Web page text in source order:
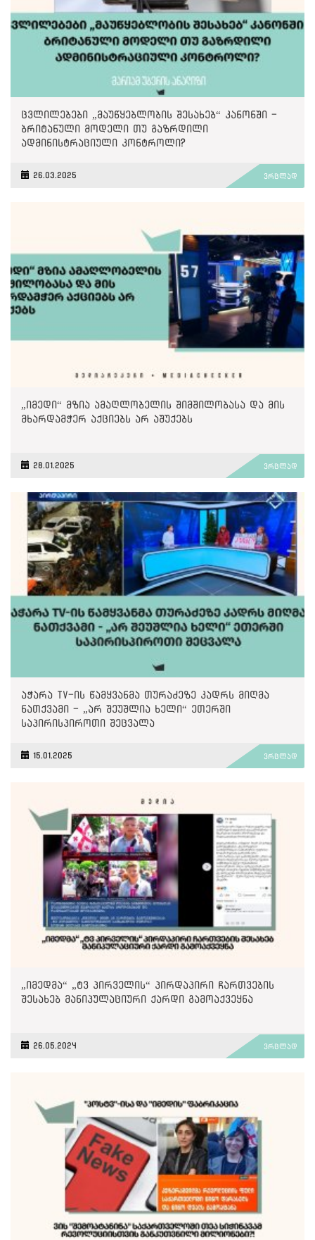
ცვლილებები „მაუწყებლობის შესახებ“ კანონში -
ბრიტანული მოდელი თუ გაზრდილი
ადმინისტრაციული კონტროლი?
26.03.2025 ვრცლად
„იმედი“ მზია ამაღლობელის შიმშილობასა და მის
მხარდამჭერ აქციებს არ აშუქებს
28.01.2025 ვრცლად
აჭარა TV-ის წამყვანმა თურაძეზე კადრს მიღმა
ნათქვამი - „არ შეუშლია ხელი“ ეთერში
საპირისპიროთი შეცვალა
15.01.2025 ვრცლად
„იმედმა“ „ტვ პირველის“ პირდაპირი ჩართვების
შესახებ მანიპულაციური ქარდი გამოაქვეყნა
26.05.2024 ვრცლად